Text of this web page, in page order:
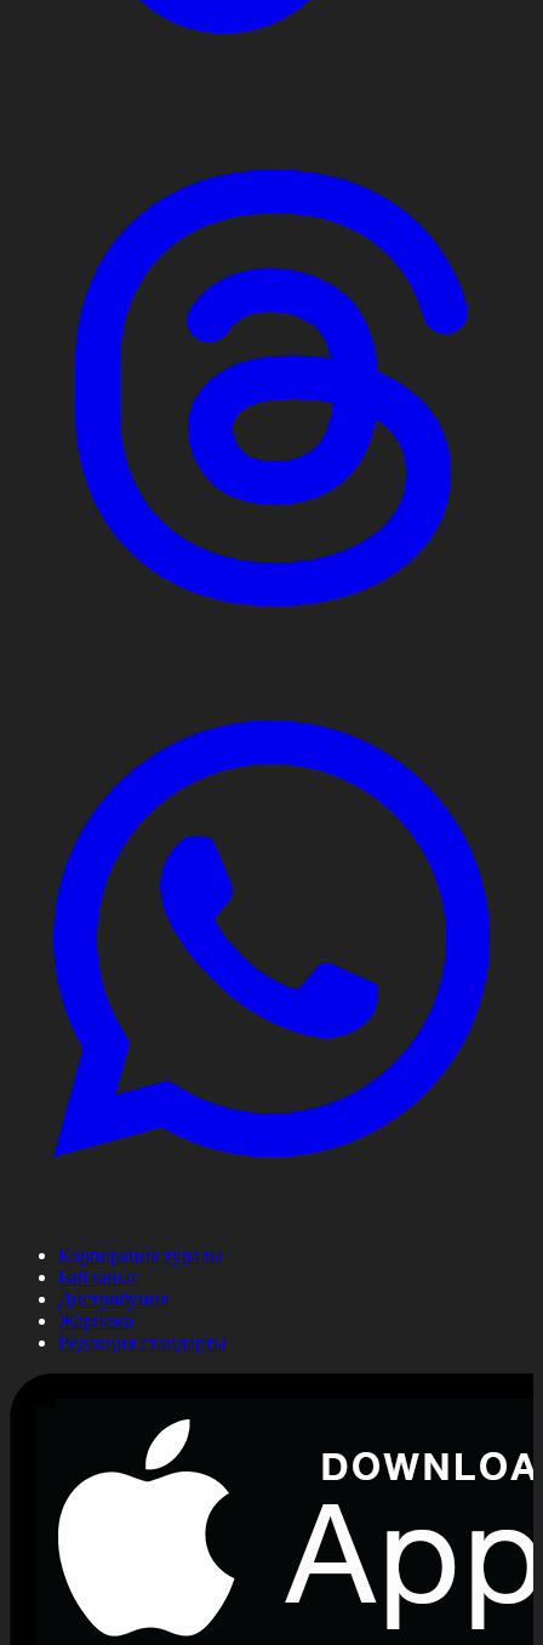
Корпорация туралы
Байланыс
Дистрибуция
Жарнама
Редакция стандарты